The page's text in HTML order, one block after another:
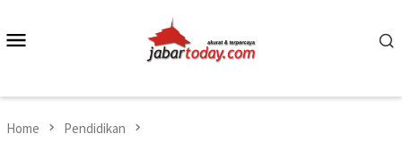
content
Home Pendidikan